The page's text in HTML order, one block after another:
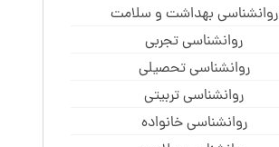
روانشناسی بهداشت و سلامت
روانشناسی تجربی
روانشناسی تحصیلی
روانشناسی تربیتی
روانشناسی خانواده